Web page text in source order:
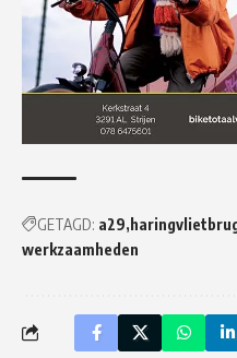
GETAGD: a29
werkzaamheden